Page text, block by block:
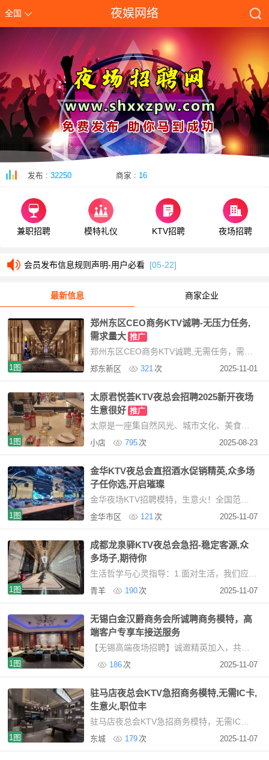
全国 夜娱网络
发布 :32250 商家 : 16
兼职招聘 模特礼仪 KTV招聘
夜场招聘
会员发布信息规则声明-用户必看 [05-22]
最新信息 商家企业
1图
郑州东区CEO商务KTV诚聘-无压力任务,
需求量大 推广
郑东新区 321 次 2025-11-01
1图
太原君悦荟KTV夜总会招聘2025新开夜场
生意很好 推广
太原是一座集自然风光、城市文化、美食佳肴于一体的美丽城市。无论你是来旅游观光，还是
小店 795 次 2025-08-23
1图
金华KTV夜总会直招酒水促销精英,众多场
子任你选,开启璀璨
金华市区 121 次 2025-11-07
1图
成都龙泉驿KTV夜总会急招-稳定客源,众
多场子,期待你
青羊 190 次 2025-11-07
1图
无锡白金汉爵商务会所诚聘商务模特，高
端客户专享车接送服务
【无锡高端夜场招聘】诚邀精英加入，共创璀璨未来行业标杆平台，打造优质就业环境本市核心
186 次 2025-11-07
1图
驻马店夜总会KTV急招商务模特,无需IC卡,
生意火,职位丰
驻马店夜总会KTV急招商务模特，无需IC卡，生意火，职位丰富高端KTV招聘模特：安全、高薪、无压
东城 179 次 2025-11-07